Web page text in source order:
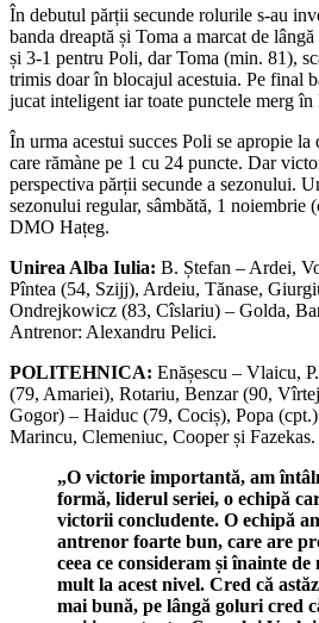
În debutul părții secunde rolurile s-au
banda dreaptă și Toma a marcat de
și 3-1 pentru Poli, dar Toma (min. 81),
trimis doar în blocajul acestuia. Pe final
jucat inteligent iar toate punctele merg în
În urma acestui succes Poli se apropie
care rămàne pe 1 cu 24 puncte. Dar
perspectiva părții secunde a sezonului.
sezonului regular, sâmbătă, 1 noiembrie
DMO Hațeg.
Unirea Alba Iulia: B. Ștefan – Ardei,
Pîntea (54, Szijj), Ardeiu, Tănase,
Ondrejkowicz (83, Cîslariu) – Golda,
Antrenor: Alexandru Pelici.
POLITEHNICA: Enășescu – Vlaicu,
(79, Amariei), Rotariu, Benzar (90,
Gogor) – Haiduc (79, Cociș), Popa
Marincu, Clemeniuc, Cooper și
„O victorie importantă, am
formă, liderul seriei, o echipă
victorii concludente. O echipă
antrenor foarte bun, care are
ceea ce consideram și înainte de
mult la acest nivel. Cred că
mai bună, pe lângă goluri cred